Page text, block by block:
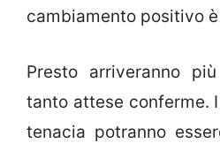
cambiamento positivo è
Presto arriveranno
tanto attese conferme.
tenacia potranno